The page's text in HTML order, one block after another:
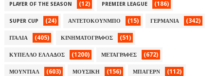
PLAYER OF THE SEASON (12) PREMIER LEAGUE (186)
SUPER CUP (24) ΑΝΤΕΤΟΚΟΥΝΜΠΟ (15) ΓΕΡΜΑΝΙΑ (342)
ΙΤΑΛΙΑ (405) ΚΙΝΗΜΑΤΟΓΡΑΦΟΣ (51)
ΚΥΠΕΛΛΟ ΕΛΛΑΔΟΣ (1200) ΜΕΤΑΓΡΑΦΕΣ (672)
ΜΟΥΝΤΙΑΛ (603) ΜΟΥΣΙΚΗ (156) ΜΠΑΓΕΡΝ (112)